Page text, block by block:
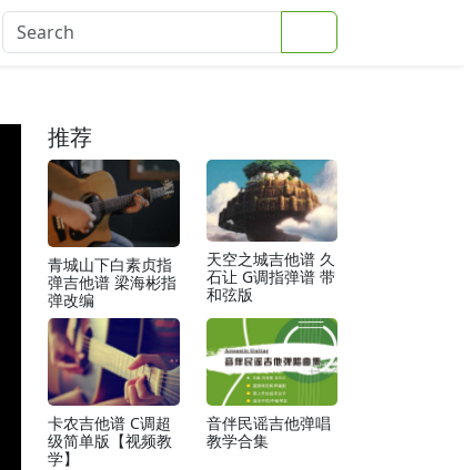
推荐
青城山下白素贞指
弹吉他谱 梁海彬指
弹改编
天空之城吉他谱 久
石让 G调指弹谱 带
和弦版
卡农吉他谱 C调超
级简单版【视频教
学】
音伴民谣吉他弹唱
教学合集